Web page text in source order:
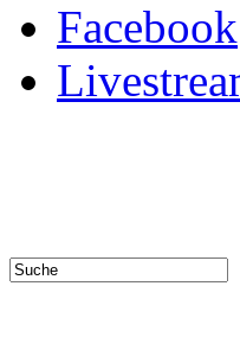
Facebook